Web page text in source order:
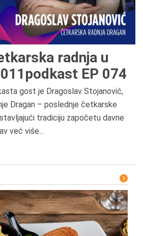
radnja u
EP 074
gost je Dragoslav Stojanović,
Dragan – poslednje četkarske
tradiciju započetu davne
već više...